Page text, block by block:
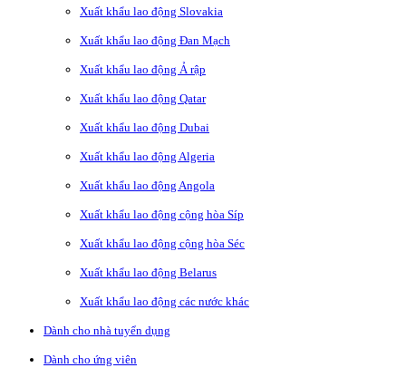
Xuất khẩu lao động Slovakia
Xuất khẩu lao động Đan Mạch
Xuất khẩu lao động Ả rập
Xuất khẩu lao động Qatar
Xuất khẩu lao động Dubai
Xuất khẩu lao động Algeria
Xuất khẩu lao động Angola
Xuất khẩu lao động cộng hòa Síp
Xuất khẩu lao động cộng hòa Séc
Xuất khẩu lao động Belarus
Xuất khẩu lao động các nước khác
Dành cho nhà tuyển dụng
Dành cho ứng viên